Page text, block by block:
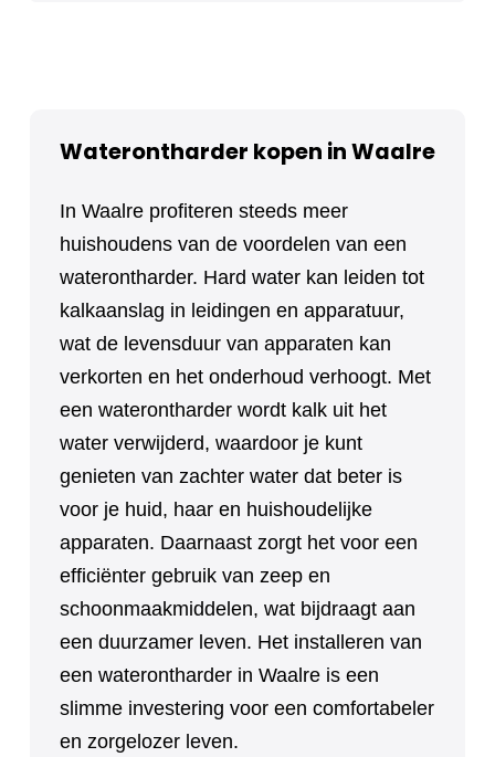
Waterontharder kopen in Waalre
In Waalre profiteren steeds meer
huishoudens van de voordelen van een
waterontharder. Hard water kan leiden tot
kalkaanslag in leidingen en apparatuur,
wat de levensduur van apparaten kan
verkorten en het onderhoud verhoogt. Met
een waterontharder wordt kalk uit het
water verwijderd, waardoor je kunt
genieten van zachter water dat beter is
voor je huid, haar en huishoudelijke
apparaten. Daarnaast zorgt het voor een
efficiënter gebruik van zeep en
schoonmaakmiddelen, wat bijdraagt aan
een duurzamer leven. Het installeren van
een waterontharder in Waalre is een
slimme investering voor een comfortabeler
en zorgelozer leven.